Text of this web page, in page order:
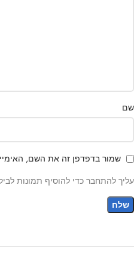
שם
שמור בדפדפן זה את השם,
עליך להתחבר כדי להוסיף תמונות